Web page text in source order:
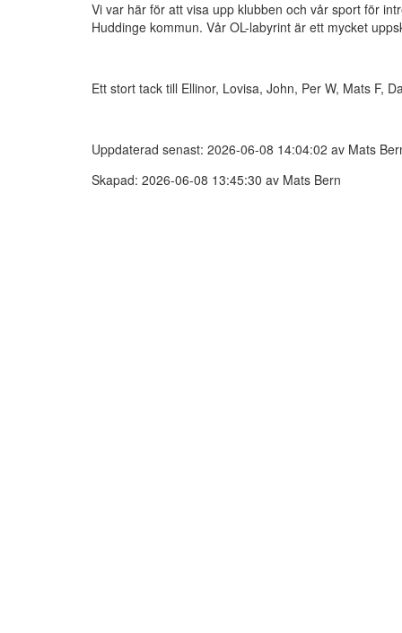
Vi var här för att visa upp klubben och vår sport för
Huddinge kommun. Vår OL-labyrint är ett mycket
Ett stort tack till Ellinor, Lovisa, John, Per W, Mats F,
Uppdaterad senast: 2026-06-08 14:04:02 av Mats
Skapad: 2026-06-08 13:45:30 av Mats Bern